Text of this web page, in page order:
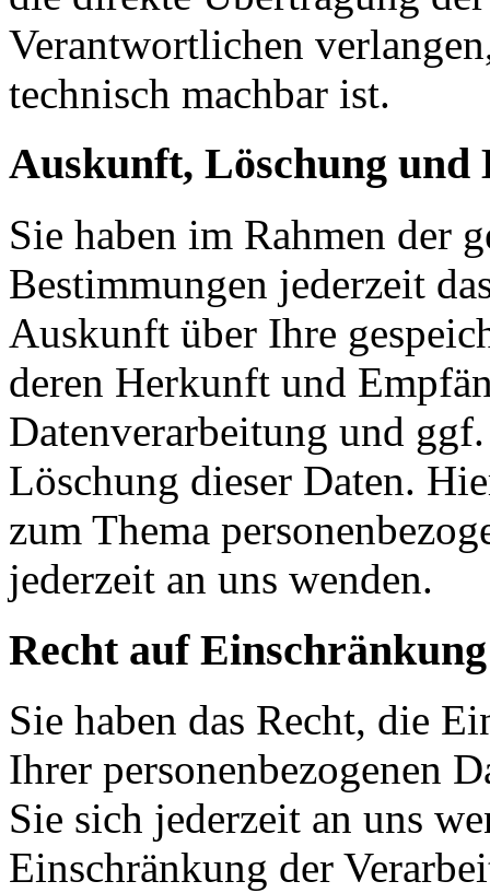
Verantwortlichen
technisch machbar ist.
Auskunft, Löschung und
Sie haben im Rahmen der
Bestimmungen jederzeit
Auskunft über Ihre
deren Herkunft und
Datenverarbeitung und
Löschung dieser Daten.
zum Thema
jederzeit an uns wenden.
Recht auf
Sie haben das Recht, die
Ihrer personenbezogenen
Sie sich jederzeit an uns
Einschränkung der